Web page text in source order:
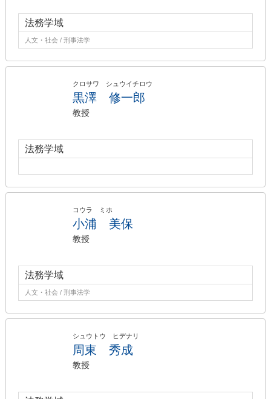
法務学域
人文・社会 / 刑事法学
クロサワ シュウイチロウ
黒澤 修一郎
教授
法務学域
コウラ ミホ
小浦 美保
教授
法務学域
人文・社会 / 刑事法学
シュウトウ ヒデナリ
周東 秀成
教授